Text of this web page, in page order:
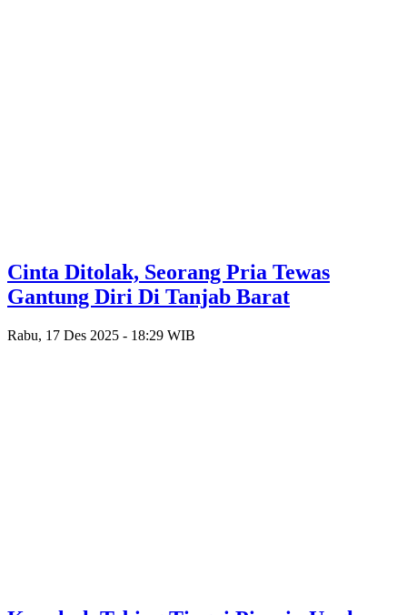
Cinta Ditolak, Seorang Pria Tewas
Gantung Diri Di Tanjab Barat
Rabu, 17 Des 2025 - 18:29 WIB